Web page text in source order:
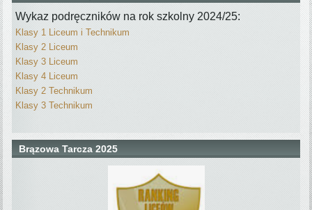
Wykaz podręczników na rok szkolny 2024/25:
Klasy 1 Liceum i Technikum
Klasy 2 Liceum
Klasy 3 Liceum
Klasy 4 Liceum
Klasy 2 Technikum
Klasy 3 Technikum
Brązowa Tarcza 2025